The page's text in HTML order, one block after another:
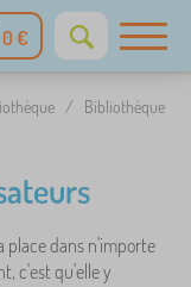
0 €
/
Bibliothèque
place dans n'importe
c'est qu'elle y